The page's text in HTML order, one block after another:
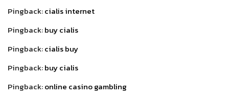
Pingback:cialis internet
Pingback:buy cialis
Pingback:cialis buy
Pingback:buy cialis
Pingback:online casino gambling